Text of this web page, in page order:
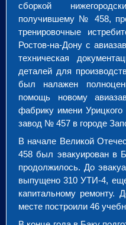
сборкой
получившему № 458,
тренировочные
Ростов-на-Дону с
техническая
деталей для
был налажен
помощь новому
фабрику имени
завод № 457 в городе
В начале Великой
458 был эвакуирован в
продолжилось. До
выпущено 310 УТИ-4,
капитальному ремонту.
месте построили 46